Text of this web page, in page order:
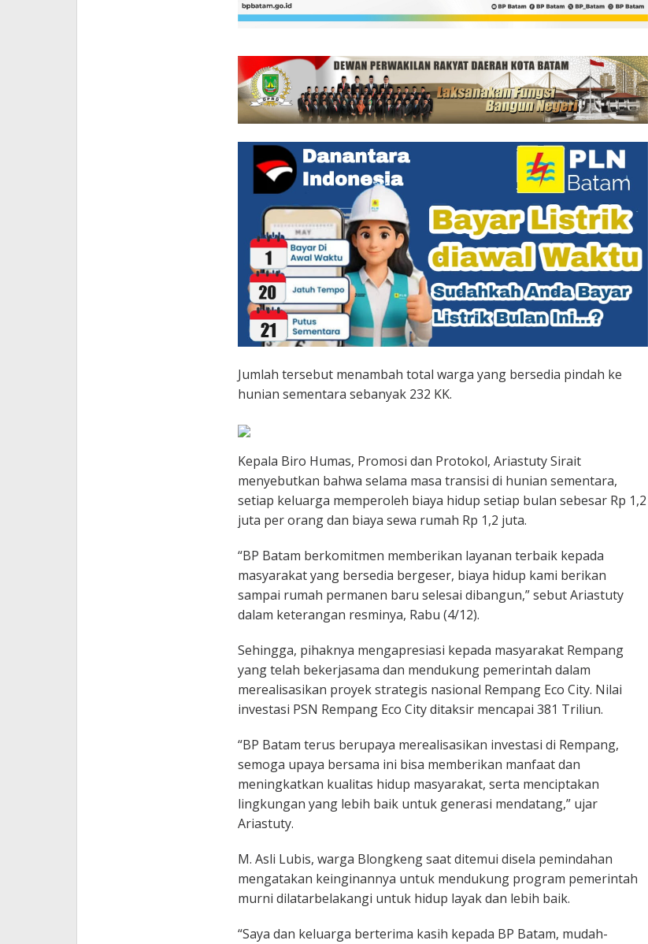
Jumlah tersebut menambah total warga yang bersedia pindah ke
hunian sementara sebanyak 232 KK.
Kepala Biro Humas, Promosi dan Protokol, Ariastuty Sirait
menyebutkan bahwa selama masa transisi di hunian sementara,
setiap keluarga memperoleh biaya hidup setiap bulan sebesar Rp 1,2
juta per orang dan biaya sewa rumah Rp 1,2 juta.
“BP Batam berkomitmen memberikan layanan terbaik kepada
masyarakat yang bersedia bergeser, biaya hidup kami berikan
sampai rumah permanen baru selesai dibangun,” sebut Ariastuty
dalam keterangan resminya, Rabu (4/12).
Sehingga, pihaknya mengapresiasi kepada masyarakat Rempang
yang telah bekerjasama dan mendukung pemerintah dalam
merealisasikan proyek strategis nasional Rempang Eco City. Nilai
investasi PSN Rempang Eco City ditaksir mencapai 381 Triliun.
“BP Batam terus berupaya merealisasikan investasi di Rempang,
semoga upaya bersama ini bisa memberikan manfaat dan
meningkatkan kualitas hidup masyarakat, serta menciptakan
lingkungan yang lebih baik untuk generasi mendatang,” ujar
Ariastuty.
M. Asli Lubis, warga Blongkeng saat ditemui disela pemindahan
mengatakan keinginannya untuk mendukung program pemerintah
murni dilatarbelakangi untuk hidup layak dan lebih baik.
“Saya dan keluarga berterima kasih kepada BP Batam, mudah-